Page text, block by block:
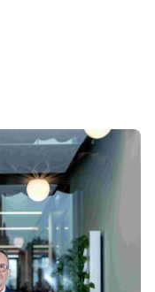
- profil